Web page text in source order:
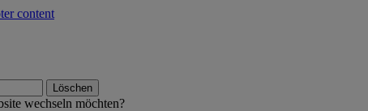
content
Löschen
wechseln möchten?